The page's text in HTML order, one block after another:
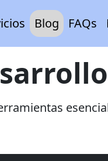
Blog FAQs